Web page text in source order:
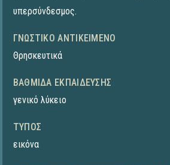
υπερσύνδεσμος.
ΓΝΩΣΤΙΚΌ ΑΝΤΙΚΕΊΜΕΝΟ
Θρησκευτικά
ΒΑΘΜΊΔΑ ΕΚΠΑΊΔΕΥΣΗΣ
γενικό λύκειο
ΤΎΠΟΣ
εικόνα